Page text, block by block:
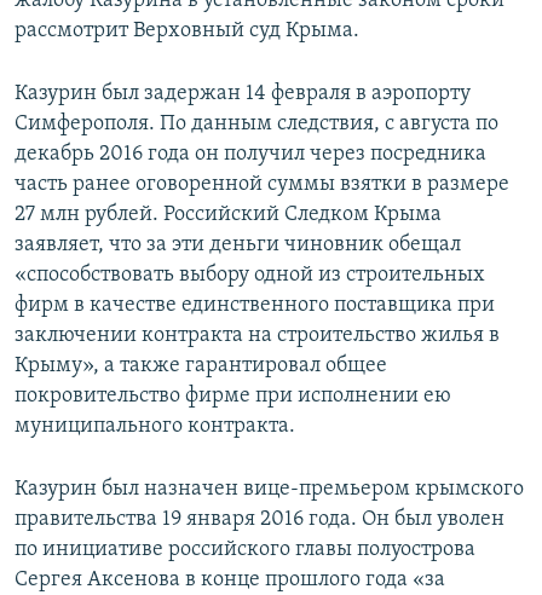
рассмотрит Верховный суд Крыма.
Казурин был задержан 14 февраля в аэропорту
Симферополя. По данным следствия, с августа по
декабрь 2016 года он получил через посредника
часть ранее оговоренной суммы взятки в размере
27 млн рублей. Российский Следком Крыма
заявляет, что за эти деньги чиновник обещал
«способствовать выбору одной из строительных
фирм в качестве единственного поставщика при
заключении контракта на строительство жилья в
Крыму», а также гарантировал общее
покровительство фирме при исполнении ею
муниципального контракта.
Казурин был назначен вице-премьером крымского
правительства 19 января 2016 года. Он был уволен
по инициативе российского главы полуострова
Сергея Аксенова в конце прошлого года «за